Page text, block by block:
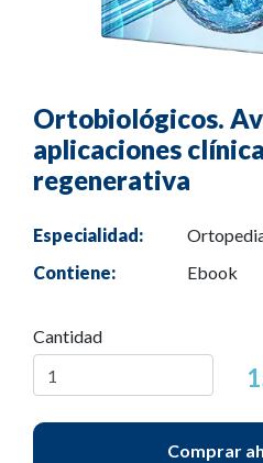
Ortobiológicos.
aplicaciones
regenerativa
Especialidad:
Contiene:
Ebook
Cantidad
Comprar